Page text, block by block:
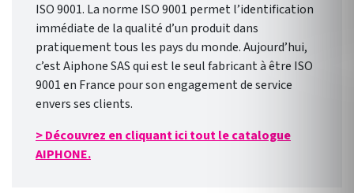
ISO 9001. La norme ISO 9001 permet l’identification
immédiate de la qualité d’un produit dans
pratiquement tous les pays du monde. Aujourd’hui,
c’est Aiphone SAS qui est le seul fabricant à être ISO
9001 en France pour son engagement de service
envers ses clients.
> Découvrez en cliquant ici tout le catalogue
AIPHONE.